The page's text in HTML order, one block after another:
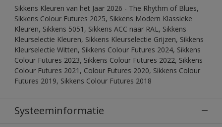
Sikkens Kleuren van het Jaar 2026 - The Rhythm of Blues,
Sikkens Colour Futures 2025, Sikkens Modern Klassieke
Kleuren, Sikkens 5051, Sikkens ACC naar RAL, Sikkens
Kleurselectie Kleuren, Sikkens Kleurselectie Grijzen, Sikkens
Kleurselectie Witten, Sikkens Colour Futures 2024, Sikkens
Colour Futures 2023, Sikkens Colour Futures 2022, Sikkens
Colour Futures 2021, Colour Futures 2020, Sikkens Colour
Futures 2019, Sikkens Colour Futures 2018
Systeeminformatie